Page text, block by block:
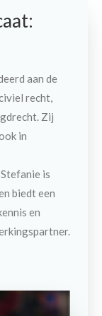
aan de
recht,
Zij
in
is
biedt een
en